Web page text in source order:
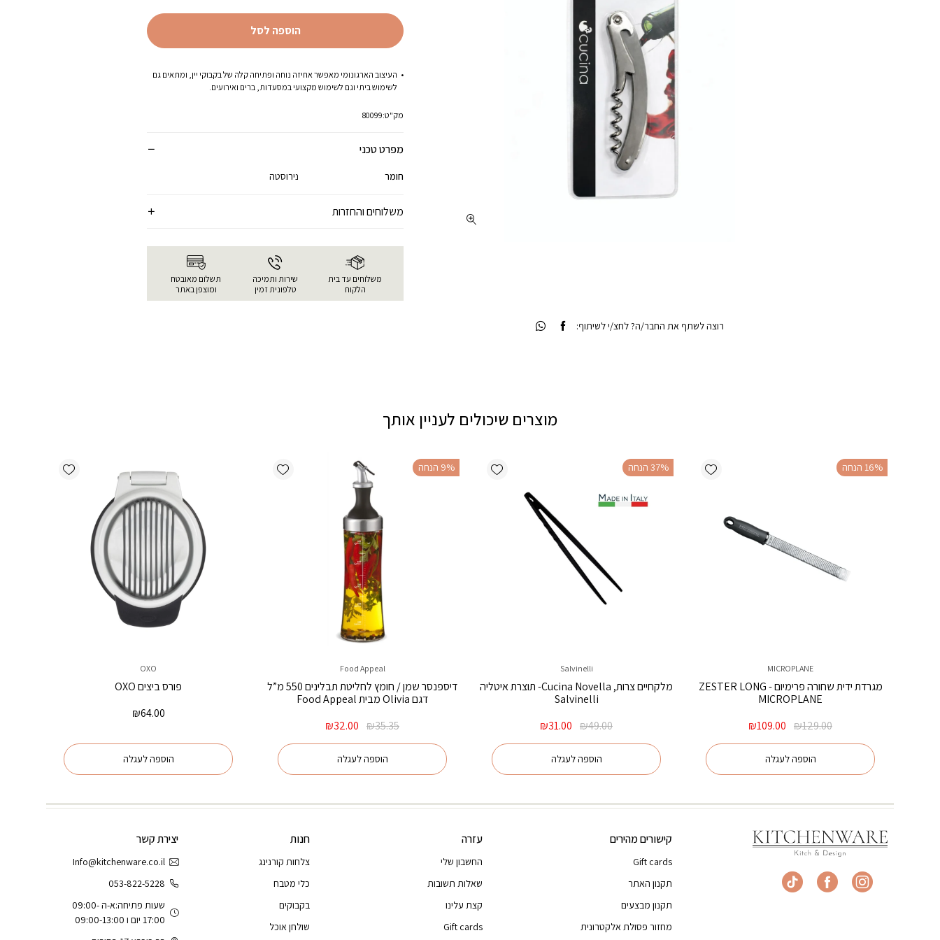
העיצוב הארגונומי מאפשר אחיזה נוחה ופתיחה קלה של בקבוקי יין, ומתאים גם
לשימוש ביתי וגם לשימוש מקצועי במסעדות, ברים ואירועים.
מק"ט:80099
הוספה לסל
מפרט טכני
חומר נירוסטה
משלוחים והחזרות
משלוחים עד בית
הלקוח
שירות ותמיכה
טלפונית זמין
תשלום מאובטח
ומוצפן באתר
רוצה לשתף את החבר/ה? לחצ/י לשיתוף:
מוצרים שיכולים לעניין אותך
Add wishlist ‫16% הנחה
MICROPLANE
מגרדת ידית שחורה פרימיום ZESTER LONG -
MICROPLANE
₪129.00
המחיר
₪129.00.
₪109.00
הוספה לעגלה
Add wishlist ‫37% הנחה
Salvinelli
מלקחיים צרות, Cucina Novella- תוצרת איטליה
Salvinelli
₪49.00
המחיר
₪49.00.
₪31.00
הוספה לעגלה
Add wishlist ‫9% הנחה
Food Appeal
דיספנסר שמן / חומץ לחליטת תבלינים 550 מ”ל
דגם Olivia מבית Food Appeal
₪35.35
המחיר
₪35.35.
₪32.00
הוספה לעגלה
Add wishlist
OXO
פורס ביצים OXO
₪64.00
הוספה לעגלה
קישורים מהירים
Gift cards
תקנון האתר
תקנון מבצעים
מחזור פסולת אלקטרונית
עזרה
החשבון שלי
שאלות תשובות
קצת עלינו
Gift cards
חנות
צלחות קורנינג
כלי מטבח
בקבוקים
שולחן אוכל
יצירת קשר
Info@kitchenware.co.il
053-822-5228
שעות פתיחה:א-ה 09:00-
17:00 יום ו 09:00-13:00